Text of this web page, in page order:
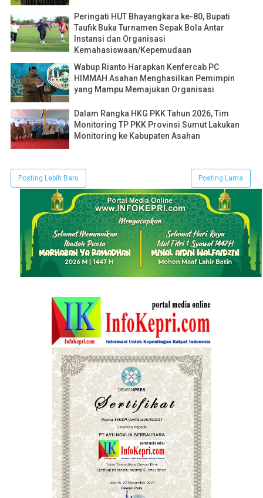
Peringati HUT Bhayangkara ke-80, Bupati
Taufik Buka Turnamen Sepak Bola Antar
Instansi dan Organisasi
Kemahasiswaan/Kepemudaan
Wabup Rianto Harapkan Kenfercab PC
HIMMAH Asahan Menghasilkan Pemimpin
yang Mampu Memajukan Organisasi
Dalam Rangka HKG PKK Tahun 2026, Tim
Monitoring TP PKK Provinsi Sumut Lakukan
Monitoring ke Kabupaten Asahan
Posting Lebih Baru Posting Lama